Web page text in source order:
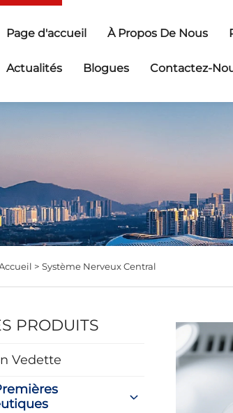
Page d'accueil À Propos De Nous
Actualités Blogues Contactez-
> Système Nerveux Central
PRODUITS
Vedette